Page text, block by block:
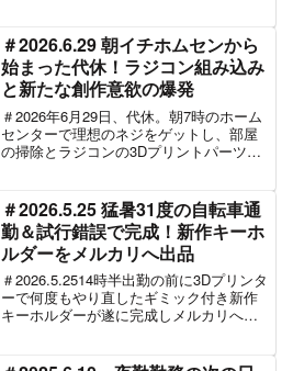
＃2026.6.29 朝イチホムセンから
始まった代休！ラジコン組み込み
と新たな創作意欲の爆発
＃2026年6月29日、代休。朝7時のホーム
センターで理想のネジをゲットし、部屋
の掃除とラジコンの3Dプリントパーツ組
れしい悲鳴の1日となったおじさんの日
記。
＃2026.5.25 猛暑31度の自転車通
勤＆試行錯誤で完成！新作キーホ
ルダーをメルカリへ出品
＃2026.5.2514時半出勤の前に3Dプリンタ
ーで何度もやり直したギミック付き新作
キーホルダーが遂に完成しメルカリへ出